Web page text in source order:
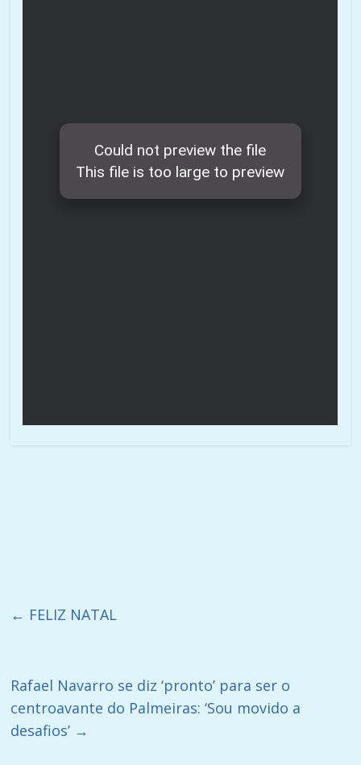
← FELIZ NATAL
Rafael Navarro se diz ‘pronto’ para ser o
centroavante do Palmeiras: ‘Sou movido a
desafios’ →